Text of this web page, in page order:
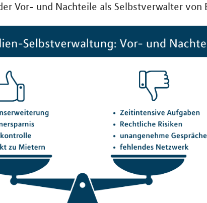
Vor- und Nachteile als Selbstverwalter von